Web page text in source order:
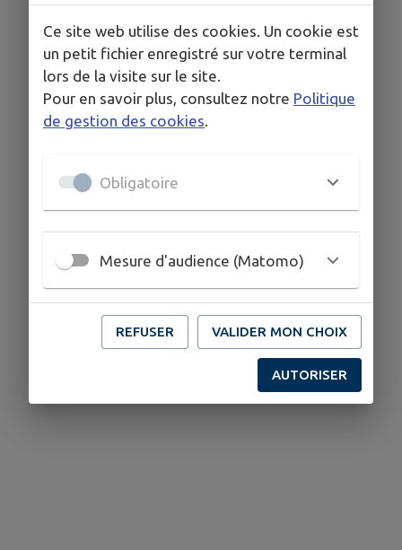
Gascogne
Son site remarquable
Le site des Neuf Pierres
Tout pour vous accueillir
Vous héberger
Ce site web utilise des cookies. Un cookie est
un petit fichier enregistré sur votre terminal
lors de la visite sur le site.
Pour en savoir plus, consultez notre Politique
de gestion des cookies.
Obligatoire
Mesure d'audience (Matomo)
REFUSER VALIDER MON CHOIX
AUTORISER